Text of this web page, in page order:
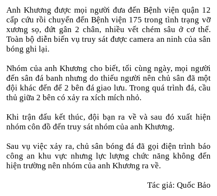
Anh Khương được mọi người đưa đến Bệnh viện quận 12
cấp cứu rồi chuyển đến Bệnh viện 175 trong tình trạng vỡ
xương sọ, đứt gân 2 chân, nhiều vết chém sâu ở cơ thể.
Toàn bộ diễn biến vụ truy sát được camera an ninh của sân
bóng ghi lại.
Nhóm của anh Khương cho biết, tối cùng ngày, mọi người
đến sân đá banh nhưng do thiếu người nên chủ sân đã một
đội khác đến để 2 bên đá giao lưu. Trong quá trình đá, cầu
thủ giữa 2 bên có xảy ra xích mích nhỏ.
Khi trận đấu kết thúc, đội bạn ra về và sau đó xuất hiện
nhóm côn đồ đến truy sát nhóm của anh Khương.
Sau vụ việc xảy ra, chủ sân bóng đá đã gọi điện trình báo
công an khu vực nhưng lực lượng chức năng không đến
hiện trường nên nhóm của anh Khương ra về.
Tác giả: Quốc Bảo